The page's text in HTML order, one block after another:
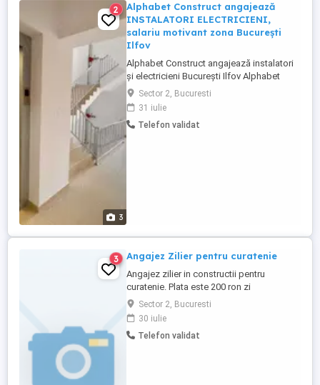
3
2
Alphabet Construct angajează
INSTALATORI ELECTRICIENI,
salariu motivant zona București
Ilfov
Alphabet Construct angajează instalatori
și electricieni București Ilfov Alphabet
Construct își mărește echipa și angajează
instalatori sanitari termici și electricieni
pentru proiecte rezidențiale și comerciale
din București și Ilfov. Căutăm: Instalatori
Sector 2, Bucuresti
31 iulie
Telefon validat
3 Angajez Zilier pentru curatenie
Angajez zilier in constructii pentru
curatenie. Plata este 200 ron zi
Sector 2, Bucuresti
30 iulie
Telefon validat